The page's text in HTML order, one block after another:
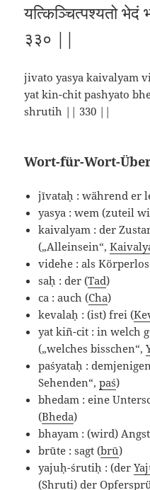
यत्किञ्चित्पश्यतो
३३० ||
jivato yasya kaivalyam
yat kin-chit pashyato
shrutih || 330 ||
Wort-für-Wort-
jīvataḥ : während er
yasya : wem (zuteil
kaivalyam : der
(„Alleinsein“,
videhe : als
saḥ : der (Tad)
ca : auch (Cha)
kevalaḥ : (ist) frei (
yat kiñ-cit : in welch
(„welches bisschen“,
paśyataḥ :
Sehenden“,paś)
bhedam : eine
(Bheda)
bhayam : (wird)
brūte : sagt (brū)
yajuḥ-śrutiḥ : (der
(Shruti) der